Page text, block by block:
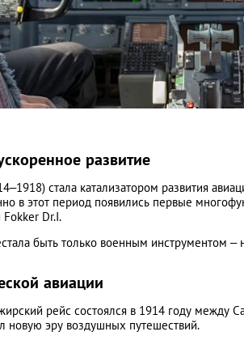
развитие
стала катализатором развития
в этот период появились первые
Dr.I.
быть только военным инструментом –
авиации
рейс состоялся в 1914 году между
новую эру воздушных путешествий.